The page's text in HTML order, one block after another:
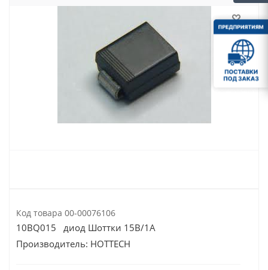
Код товара 00-00076106
10BQ015 диод Шоттки 15В/1А
Производитель: HOTTECH